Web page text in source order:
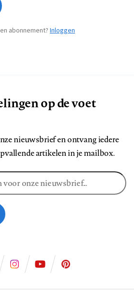
abonnement? Inloggen
op de voet
nieuwsbrief en ontvang iedere
artikelen in je mailbox.
ons
ons
ons